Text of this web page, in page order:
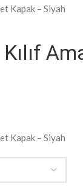
Kapak – Siyah
Kapak – Siyah